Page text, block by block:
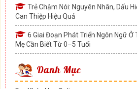
Trẻ Chậm Nói: Nguyên Nhân, Dấu
Can Thiệp Hiệu Quả
6 Giai Đoạn Phát Triển Ngôn Ngữ Ở
Mẹ Cần Biết Từ 0–5 Tuổi
Danh Mục